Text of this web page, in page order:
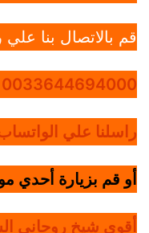
قم بالاتصال بنا علي
0033644694000
راسلنا علي
أو قم بزيارة أحدي
أقوي شيخ روحاني